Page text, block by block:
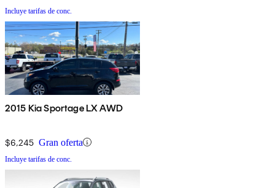
Incluye tarifas de conc.
2015 Kia Sportage LX AWD
$6,245 Gran oferta
Incluye tarifas de conc.